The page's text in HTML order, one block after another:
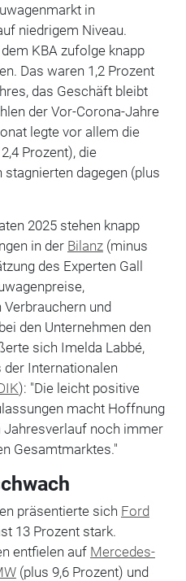
in
niedrigem Niveau.
KBA zufolge knapp
Das waren 1,2 Prozent
das Geschäft bleibt
der Vor-Corona-Jahre
legte vor allem die
Prozent), die
dagegen (plus
2025 stehen knapp
in der Bilanz(minus
des Experten Gall
und
den Unternehmen den
sich Imelda Labbé,
der Internationalen
): "Die leicht positive
macht Hoffnung
Jahresverlauf noch immer
Gesamtmarktes."
präsentierte sich Ford
13 Prozent stark.
entfielen auf Mercedes-
(plus 9,6 Prozent) und